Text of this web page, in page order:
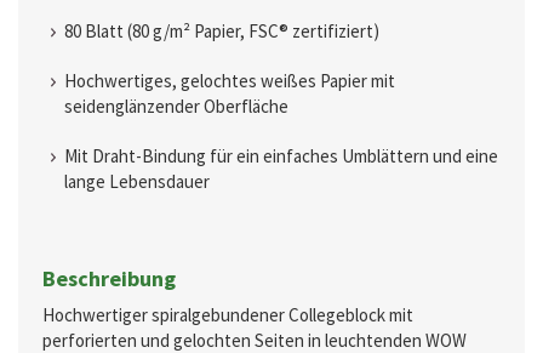
80 Blatt (80 g/m² Papier, FSC® zertifiziert)
Hochwertiges, gelochtes weißes Papier mit
seidenglänzender Oberfläche
Mit Draht-Bindung für ein einfaches Umblättern und eine
lange Lebensdauer
Beschreibung
Hochwertiger spiralgebundener Collegeblock mit
perforierten und gelochten Seiten in leuchtenden WOW